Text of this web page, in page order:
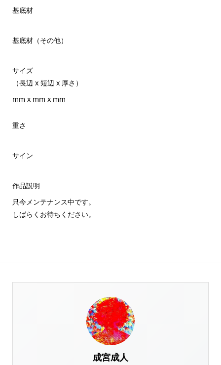
基底材
基底材（その他）
サイズ
（長辺 x 短辺 x 厚さ）
mm x mm x mm
重さ
サイン
作品説明
只今メンテナンス中です。
しばらくお待ちください。
成宮成人